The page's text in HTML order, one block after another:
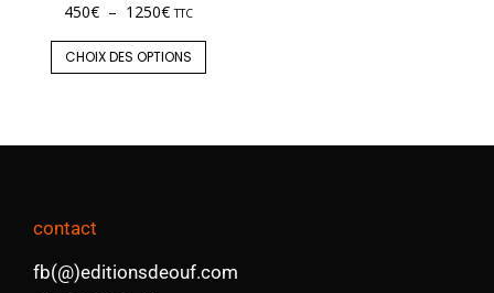
450€ – 1250€ TTC
CHOIX DES OPTIONS
contact
fb(@)editionsdeouf.com